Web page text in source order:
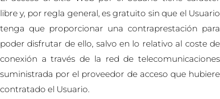
libre y, por regla general, es gratuito sin que el Usuario
tenga que proporcionar una contraprestación para
poder disfrutar de ello, salvo en lo relativo al coste de
conexión a través de la red de telecomunicaciones
suministrada por el proveedor de acceso que hubiere
contratado el Usuario.